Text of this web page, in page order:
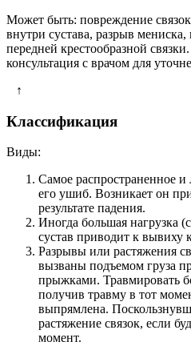
Может быть: повреждение
внутри сустава, разрыв
передней крестообразной
консультация с врачом для
↑
Классификация
Виды:
Самое распространенное и
его ушиб. Возникает он
результате падения.
Иногда большая нагрузка
сустав приводит к вывиху
Разрывы или растяжения
вызваны подъемом груза
прыжками. Травмировать
получив травму в тот
выпрямлена.
растяжение связок, если
момент.